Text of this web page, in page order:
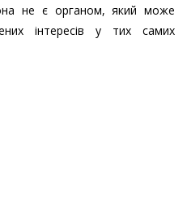
не є органом, який може
інтересів у тих самих